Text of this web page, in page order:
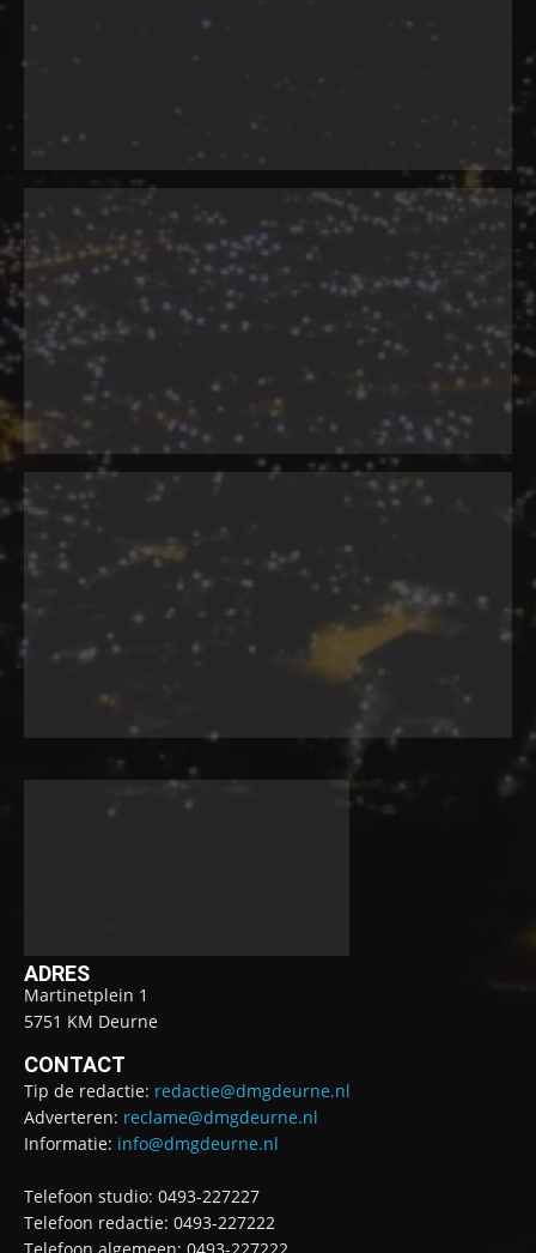
ADRES
Martinetplein 1
5751 KM Deurne
CONTACT
Tip de redactie: redactie@dmgdeurne.nl
Adverteren: reclame@dmgdeurne.nl
Informatie: info@dmgdeurne.nl
Telefoon studio: 0493-227227
Telefoon redactie: 0493-227222